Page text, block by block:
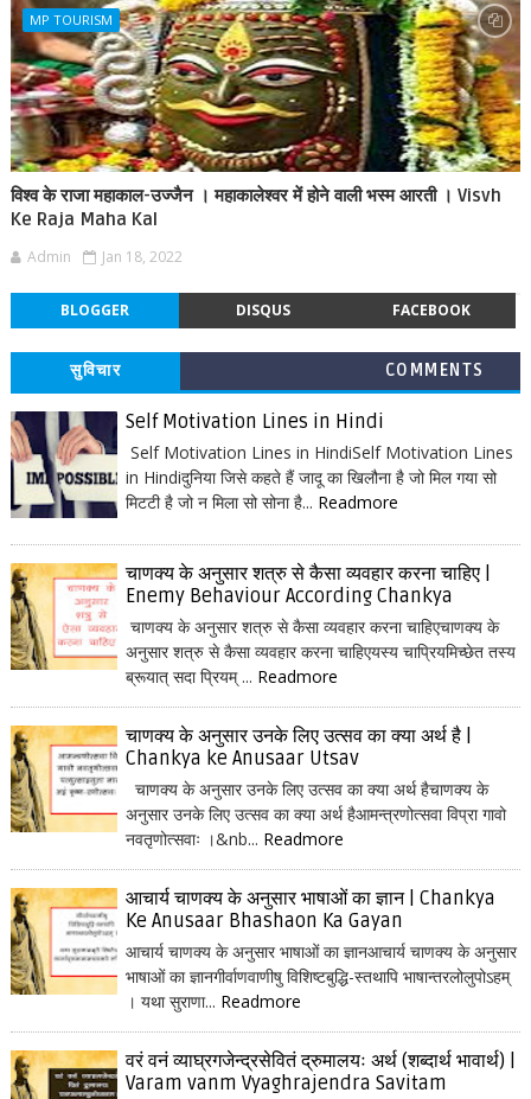
MP TOURISM
विश्व के राजा महाकाल-उज्जैन । महाकालेश्वर में होने वाली भस्म आरती । Visvh
Ke Raja Maha Kal
Admin Jan 18, 2022
BLOGGER DISQUS FACEBOOK
सुविचार COMMENTS
Self Motivation Lines in Hindi
Self Motivation Lines in HindiSelf Motivation Lines
in Hindiदुनिया जिसे कहते हैं जादू का खिलौना है जो मिल गया सो
मिटटी है जो न मिला सो सोना है... Readmore
चाणक्य के अनुसार शत्रु से कैसा व्यवहार करना चाहिए |
Enemy Behaviour According Chankya
चाणक्य के अनुसार शत्रु से कैसा व्यवहार करना चाहिएचाणक्य के
अनुसार शत्रु से कैसा व्यवहार करना चाहिएयस्य चाप्रियमिच्छेत तस्य
ब्रूयात् सदा प्रियम् ... Readmore
चाणक्य के अनुसार उनके लिए उत्सव का क्या अर्थ है |
Chankya ke Anusaar Utsav
चाणक्य के अनुसार उनके लिए उत्सव का क्या अर्थ हैचाणक्य के
अनुसार उनके लिए उत्सव का क्या अर्थ हैआमन्त्रणोत्सवा विप्रा गावो
नवतृणोत्सवाः ।&nb... Readmore
आचार्य चाणक्य के अनुसार भाषाओं का ज्ञान | Chankya
Ke Anusaar Bhashaon Ka Gayan
आचार्य चाणक्य के अनुसार भाषाओं का ज्ञानआचार्य चाणक्य के अनुसार
भाषाओं का ज्ञानगीर्वाणवाणीषु विशिष्टबुद्धि-स्तथापि भाषान्तरलोलुपोऽहम्
। यथा सुराणा... Readmore
वरं वनं व्याघ्रगजेन्द्रसेवितं द्रुमालयः अर्थ (शब्दार्थ भावार्थ) |
Varam vanm Vyaghrajendra Savitam